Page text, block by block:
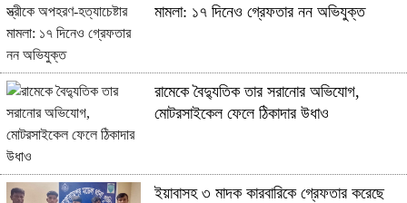
মামলা: ১৭ দিনেও গ্রেফতার নন অভিযুক্ত
রামেকে বৈদ্যুতিক তার সরানোর অভিযোগ,
মোটরসাইকেল ফেলে ঠিকাদার উধাও
ইয়াবাসহ ৩ মাদক কারবারিকে গ্রেফতার করেছে